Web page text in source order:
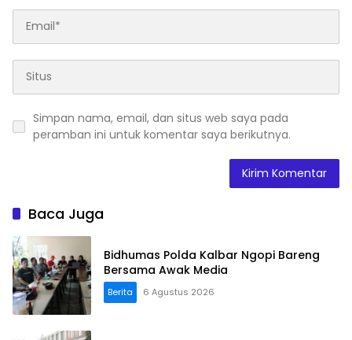
Simpan nama, email, dan situs web saya pada
peramban ini untuk komentar saya berikutnya.
Baca Juga
Bidhumas Polda Kalbar Ngopi Bareng
Bersama Awak Media
Berita 6 Agustus 2026